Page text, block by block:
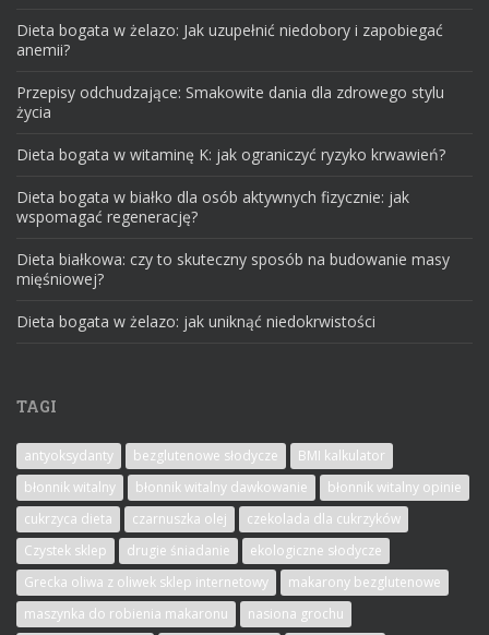
Dieta bogata w żelazo: Jak uzupełnić niedobory i zapobiegać
anemii?
Przepisy odchudzające: Smakowite dania dla zdrowego stylu
życia
Dieta bogata w witaminę K: jak ograniczyć ryzyko krwawień?
Dieta bogata w białko dla osób aktywnych fizycznie: jak
wspomagać regenerację?
Dieta białkowa: czy to skuteczny sposób na budowanie masy
mięśniowej?
Dieta bogata w żelazo: jak uniknąć niedokrwistości
TAGI
antyoksydanty bezglutenowe słodycze
BMI kalkulator
błonnik witalny
błonnik witalny dawkowanie
błonnik witalny opinie
cukrzyca dieta
czarnuszka olej
czekolada dla cukrzyków
Czystek sklep
drugie śniadanie
ekologiczne słodycze
Grecka oliwa z oliwek sklep internetowy
makarony bezglutenowe
maszynka do robienia makaronu
nasiona grochu